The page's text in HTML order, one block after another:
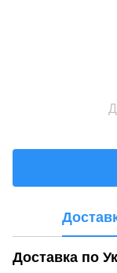
Доставка по